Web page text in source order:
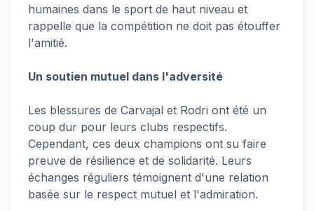
humaines dans le sport de haut niveau et
rappelle que la compétition ne doit pas étouffer
l'amitié.
Un soutien mutuel dans l'adversité
Les blessures de Carvajal et Rodri ont été un
coup dur pour leurs clubs respectifs.
Cependant, ces deux champions ont su faire
preuve de résilience et de solidarité. Leurs
échanges réguliers témoignent d'une relation
basée sur le respect mutuel et l'admiration.